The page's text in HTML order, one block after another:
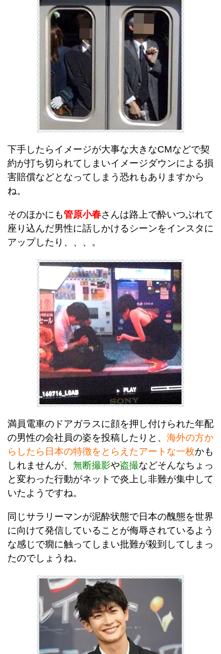
下手したらイメージが大事な大きなCMなどで契
約が打ち切られてしまいイメージダウンによる損
害賠償などとなってしまう恐れもありますから
ね。
そのほかにも管原小春さんは路上で酔いつぶれて
座り込んだ男性に話しかけるシーンをインスタに
アップしたり、、、。
満員電車のドアガラスに顔を押し付けられた年配
の男性の会社員の姿を投稿したりと、 海外の方か
らしたら日本の特徴をとらえたアートな一枚かも
しれませんが、 無断撮影や盗撮などそんなちょっ
と変わった行動がネットで炎上し非難が集中して
いたようですね。
同じサラリーマンが泥酔状態で日本の醜態を世界
に向けて発信していることが侮辱されているよう
な感じで癇に触ってしまい批難が殺到してしまっ
たのでしょうね。